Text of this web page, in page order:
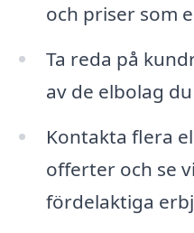
och priser som
Ta reda på
av de elbolag
Kontakta flera
offerter och se
fördelaktiga